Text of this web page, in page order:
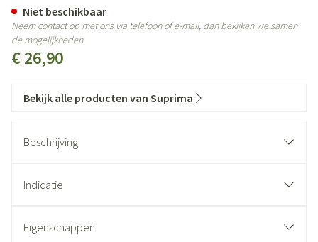
€ 26,90
Niet beschikbaar
Neem contact op met ons via telefoon of e-mail, dan bekijken we samen
de mogelijkheden.
Bekijk alle producten van Suprima
Beschrijving
Indicatie
Eigenschappen